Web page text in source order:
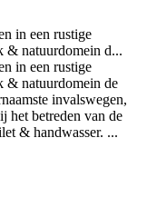
in een rustige
& natuurdomein d...
in een rustige
& natuurdomein de
invalswegen,
het betreden van de
& handwasser. ...